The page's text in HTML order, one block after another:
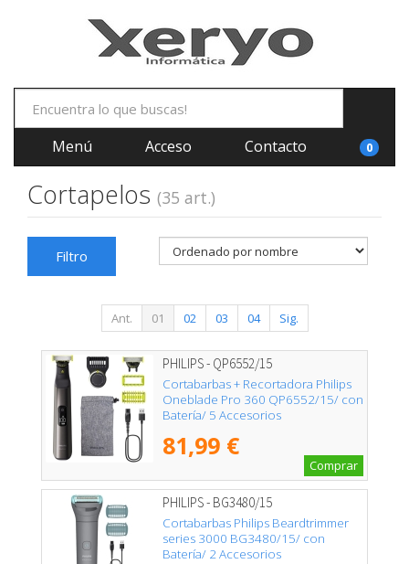
Menú Acceso Contacto 0
Cortapelos (35 art.)
Filtro
Ant. 01 02 03 04 Sig.
PHILIPS - QP6552/15
Cortabarbas + Recortadora Philips
Oneblade Pro 360 QP6552/15/ con
Batería/ 5 Accesorios
81,99 €
Comprar
PHILIPS - BG3480/15
Cortabarbas Philips Beardtrimmer
series 3000 BG3480/15/ con
Batería/ 2 Accesorios